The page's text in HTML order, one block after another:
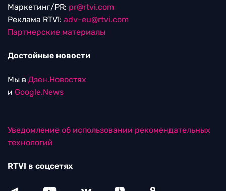
Маркетинг/PR: pr@rtvi.com
Реклама RTVI: adv-eu@rtvi.com
Партнерские материалы
Достойные новости
Мы в Дзен.Новостях
и Google.News
Уведомление об использовании рекомендательных
технологий
RTVI в соцсетях